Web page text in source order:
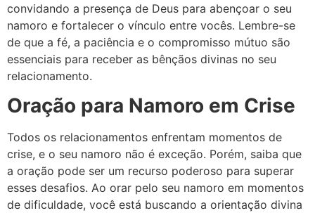
convidando a presença de Deus para abençoar o seu
namoro e fortalecer o vínculo entre vocês. Lembre-se
de que a fé, a paciência e o compromisso mútuo são
essenciais para receber as bênçãos divinas no seu
relacionamento.
Oração para Namoro em Crise
Todos os relacionamentos enfrentam momentos de
crise, e o seu namoro não é exceção. Porém, saiba que
a oração pode ser um recurso poderoso para superar
esses desafios. Ao orar pelo seu namoro em momentos
de dificuldade, você está buscando a orientação divina